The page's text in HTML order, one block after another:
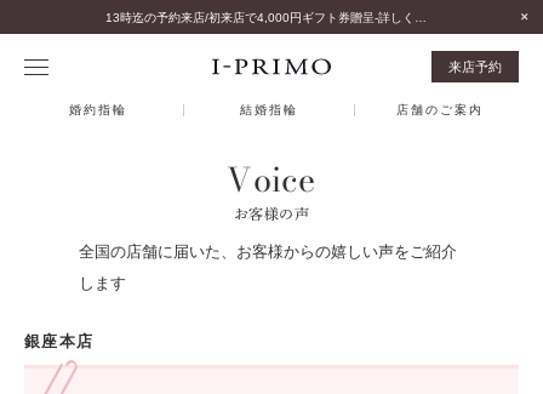
来店予約
婚約指輪 結婚指輪 店舗のご案内
Voice
お客様の声
全国の店舗に届いた、お客様からの嬉しい声をご紹介
します
銀座本店